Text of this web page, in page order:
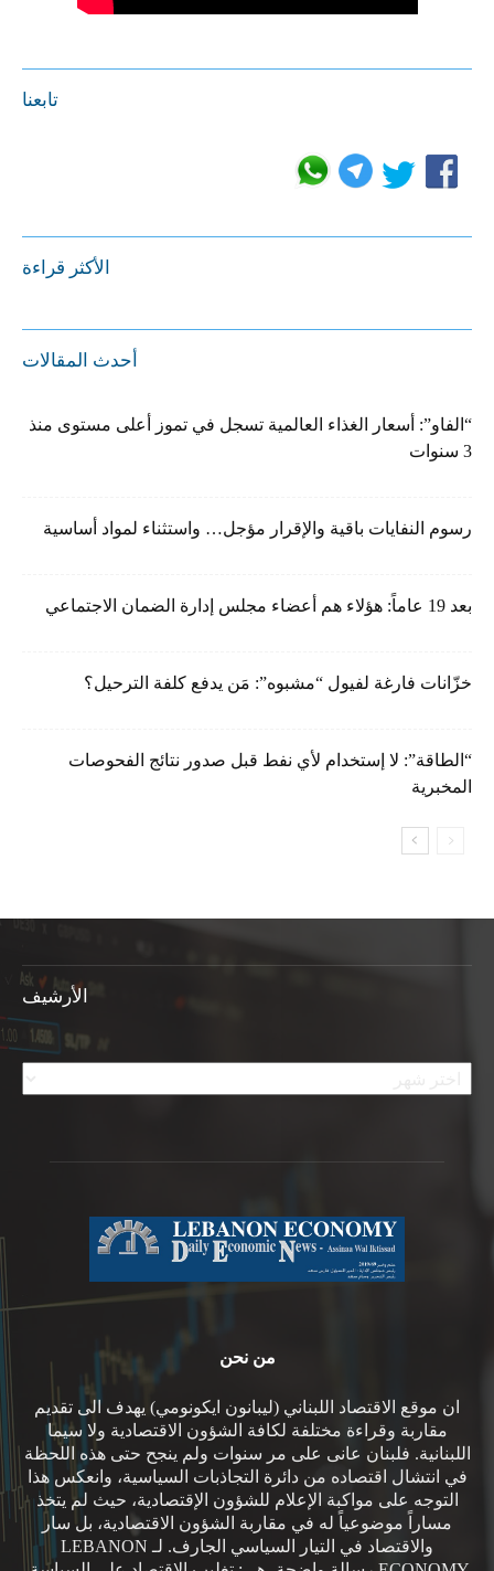
تابعنا
الأكثر قراءة
أحدث المقالات
“الفاو”: أسعار الغذاء العالمية تسجل في تموز أعلى مستوى منذ
3 سنوات
رسوم النفايات باقية والإقرار مؤجل… واستثناء لمواد أساسية
بعد 19 عاماً: هؤلاء هم أعضاء مجلس إدارة الضمان الاجتماعي
خزّانات فارغة لفيول “مشبوه”: مَن يدفع كلفة الترحيل؟
“الطاقة”: لا إستخدام لأي نفط قبل صدور نتائج الفحوصات
المخبرية
الأرشيف
الأرشيف
من نحن
ان موقع الاقتصاد اللبناني (ليبانون ايكونومي) يهدف الى تقديم
مقاربة وقراءة مختلفة لكافة الشؤون الاقتصادية ولا سيما
اللبنانية. فلبنان عانى على مر سنوات ولم ينجح حتى هذه اللحظة
في انتشال اقتصاده من دائرة التجاذبات السياسية، وانعكس هذا
التوجه على مواكبة الإعلام للشؤون الإقتصادية، حيث لم يتخذ
مساراً موضوعياً له في مقاربة الشؤون الاقتصادية، بل سار
والاقتصاد في التيار السياسي الجارف. لـ LEBANON